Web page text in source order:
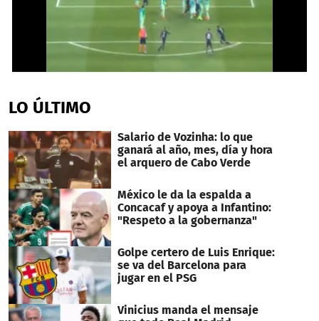
of
32
LO ÚLTIMO
Salario de Vozinha: lo que
ganará al año, mes, día y hora
el arquero de Cabo Verde
México le da la espalda a
Concacaf y apoya a Infantino:
"Respeto a la gobernanza"
Golpe certero de Luis Enrique:
se va del Barcelona para
jugar en el PSG
Vinicius manda el mensaje